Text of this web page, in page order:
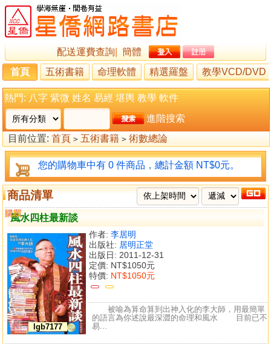
配送運費查詢
簡體
首頁
五術書籍 命理軟體 精選羅盤 教學VCD/DVD
熱門: 八字 紫微 姓名 易經 堪輿 教學 軟件
進階搜索
目前位置: 首頁 > 五術書籍 > 術數總論
您的購物車中有 0 件商品，總計金額 NT$0元。
商品清單
風水四柱最新談
lgb7177
作者: 李居明
出版社: 居明正堂
出版日: 2011-12-31
定價: NT$1050元
特價: NT$1050元
購買
比較
被喻為算命算到出神入化的李大師，用最簡單
的語言為你述說最深澀的命理和風水 目前已不
易...